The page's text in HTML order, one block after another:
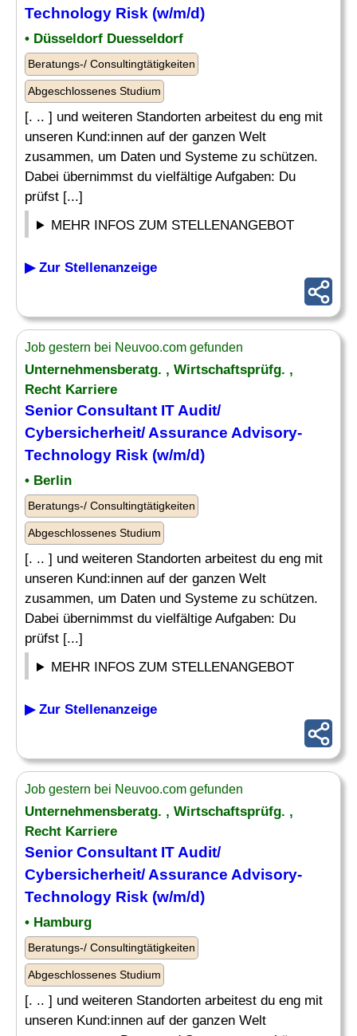
Technology Risk (w/m/d)
• Düsseldorf Duesseldorf
Beratungs-/ Consultingtätigkeiten
Abgeschlossenes Studium
[. .. ] und weiteren Standorten arbeitest du eng mit
unseren Kund:innen auf der ganzen Welt
zusammen, um Daten und Systeme zu schützen.
Dabei übernimmst du vielfältige Aufgaben: Du
prüfst [...]
MEHR INFOS ZUM STELLENANGEBOT
▶ Zur Stellenanzeige
Job gestern bei Neuvoo.com gefunden
Unternehmensberatg. , Wirtschaftsprüfg. ,
Recht Karriere
SeniorConsultant IT Audit/
Cybersicherheit/ Assurance Advisory-
Technology Risk (w/m/d)
• Berlin
Beratungs-/ Consultingtätigkeiten
Abgeschlossenes Studium
[. .. ] und weiteren Standorten arbeitest du eng mit
unseren Kund:innen auf der ganzen Welt
zusammen, um Daten und Systeme zu schützen.
Dabei übernimmst du vielfältige Aufgaben: Du
prüfst [...]
MEHR INFOS ZUM STELLENANGEBOT
▶ Zur Stellenanzeige
Job gestern bei Neuvoo.com gefunden
Unternehmensberatg. , Wirtschaftsprüfg. ,
Recht Karriere
SeniorConsultant IT Audit/
Cybersicherheit/ Assurance Advisory-
Technology Risk (w/m/d)
• Hamburg
Beratungs-/ Consultingtätigkeiten
Abgeschlossenes Studium
[. .. ] und weiteren Standorten arbeitest du eng mit
unseren Kund:innen auf der ganzen Welt